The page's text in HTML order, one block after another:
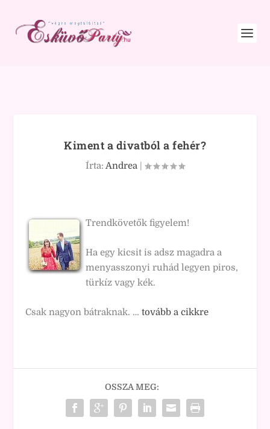
Kiment a divatból a fehér?
Írta: Andrea |
Trendkövetők figyelem!
Ha egy kicsit is adsz magadra a
menyasszonyi ruhád legyen piros,
türkíz vagy kék.
Csak nagyon bátraknak. …tovább a cikkre
OSSZA MEG: